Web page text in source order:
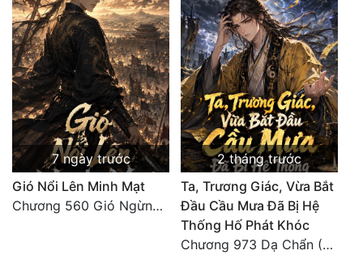
7 ngày trước
Gió Nổi Lên Minh Mạt
Chương 560 Gió Ngừng (Kết Cục)
2 tháng trước
Ta, Trương Giác, Vừa Bắt
Đầu Cầu Mưa Đã Bị Hệ
Thống Hố Phát Khóc
Chương 973 Dạ Chẩn (2/2)